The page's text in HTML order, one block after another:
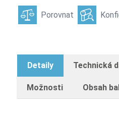
Porovnat
Detaily Technická
Možnosti Obsah